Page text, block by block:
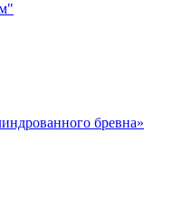
бревна»